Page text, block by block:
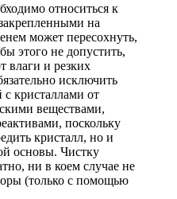
относиться к
на
может пересохнуть,
этого не допустить,
влаги и резких
исключить
с кристаллами от
веществами,
поскольку
кристалл, но и
основы. Чистку
ни в коем случае не
(только с помощью